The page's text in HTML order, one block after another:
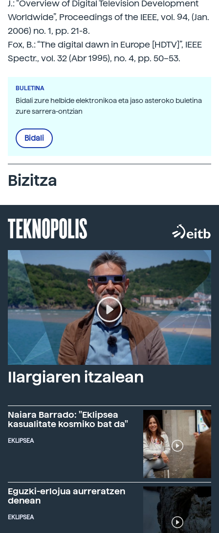
J.: “Overview of Digital Television Development
Worldwide”, Proceedings of the IEEE, vol. 94, (Jan.
2006) no. 1, pp. 21-8.
Fox, B.: “The digital dawn in Europe [HDTV]”, IEEE
Spectr., vol. 32 (Abr 1995), no. 4, pp. 50–53.
BULETINA
Bidali zure helbide elektronikoa eta jaso asteroko buletina
zure sarrera-ontzian
Bidali
Bizitza
TEKNOPOLIS
Ilargiaren itzalean
Naiara Barrado: "Eklipsea
kasualitate kosmiko bat da"
EKLIPSEA
Eguzki-erlojua aurreratzen
denean
EKLIPSEA